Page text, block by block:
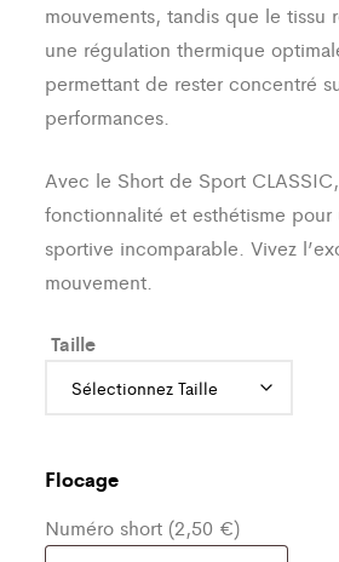
mouvements, tandis que le tissu
une régulation thermique
permettant de rester concentré
performances.
Avec le Short de Sport
fonctionnalité et esthétisme
sportive incomparable. Vivez
mouvement.
Taille
Flocage
Numéro short (2,50 €)